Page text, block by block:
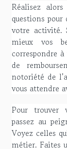
Réalisez
questions
votre activité.
mieux vos
correspondre
de
notoriété de
vous attendre
Pour trouver
passez au
Voyez celles
métier. Faites